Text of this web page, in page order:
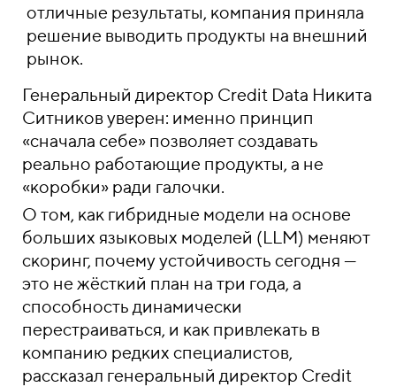
отличные результаты, компания приняла
решение выводить продукты на внешний
рынок.
Генеральный директор Credit Data Никита
Ситников уверен: именно принцип
«сначала себе» позволяет создавать
реально работающие продукты, а не
«коробки» ради галочки.
О том, как гибридные модели на основе
больших языковых моделей (LLM) меняют
скоринг, почему устойчивость сегодня —
это не жёсткий план на три года, а
способность динамически
перестраиваться, и как привлекать в
компанию редких специалистов,
рассказал генеральный директор Credit